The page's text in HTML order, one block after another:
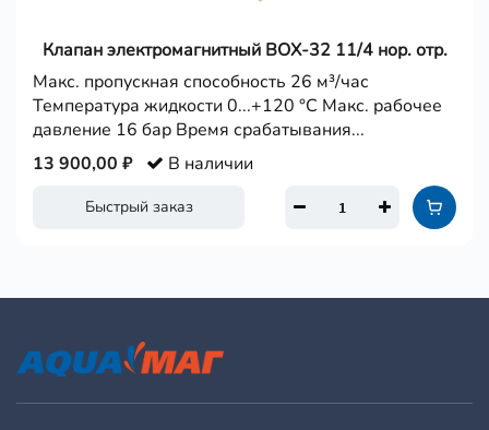
Клапан электромагнитный BОX-32 11/4 нор. отр.
Макс. пропускная способность 26 м³/час
Температура жидкости 0...+120 °С Макс. рабочее
давление 16 бар Время срабатывания...
Быстрый заказ
13 900,00 ₽ В наличии